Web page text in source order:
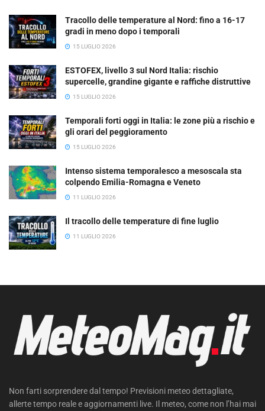
Tracollo delle temperature al Nord: fino a 16-17
gradi in meno dopo i temporali
15 LUGLIO 2026
ESTOFEX, livello 3 sul Nord Italia: rischio
supercelle, grandine gigante e raffiche distruttive
15 LUGLIO 2026
Temporali forti oggi in Italia: le zone più a rischio e
gli orari del peggioramento
15 LUGLIO 2026
Intenso sistema temporalesco a mesoscala sta
colpendo Emilia-Romagna e Veneto
11 LUGLIO 2026
Il tracollo delle temperature di fine luglio
11 LUGLIO 2026
Non farti sorprendere dal tempo! Previsioni meteo dettagliate,
allerte tempo reale e aggiornamenti live. Il meteo, come non l’hai mai